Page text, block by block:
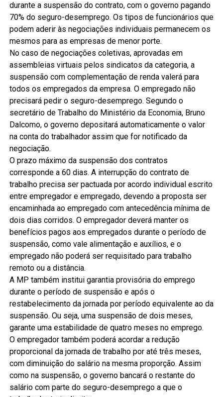
durante a suspensão do contrato, com o governo pagando
70% do seguro-desemprego. Os tipos de funcionários que
podem aderir às negociações individuais permanecem os
mesmos para as empresas de menor porte.
No caso de negociações coletivas, aprovadas em
assembleias virtuais pelos sindicatos da categoria, a
suspensão com complementação de renda valerá para
todos os empregados da empresa. O empregado não
precisará pedir o seguro-desemprego. Segundo o
secretário de Trabalho do Ministério da Economia, Bruno
Dalcomo, o governo depositará automaticamente o valor
na conta do trabalhador assim que for notificado da
negociação.
O prazo máximo da suspensão dos contratos
corresponde a 60 dias. A interrupção do contrato de
trabalho precisa ser pactuada por acordo individual escrito
entre empregador e empregado, devendo a proposta ser
encaminhada ao empregado com antecedência mínima de
dois dias corridos. O empregador deverá manter os
benefícios pagos aos empregados durante o período de
suspensão, como vale alimentação e auxílios, e o
empregado não poderá ser requisitado para trabalho
remoto ou a distância.
A MP também institui garantia provisória do emprego
durante o período de suspensão e após o
restabelecimento da jornada por período equivalente ao da
suspensão. Ou seja, uma suspensão de dois meses,
garante uma estabilidade de quatro meses no emprego.
O empregador também poderá acordar a redução
proporcional da jornada de trabalho por até três meses,
com diminuição do salário na mesma proporção. Assim
como na suspensão, o governo bancará o restante do
salário com parte do seguro-desemprego a que o